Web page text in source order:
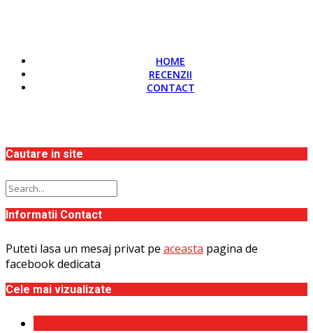
HOME
RECENZII
CONTACT
Cautare in site
Informatii Contact
Puteti lasa un mesaj privat pe aceasta pagina de
facebook dedicata
Cele mai vizualizate